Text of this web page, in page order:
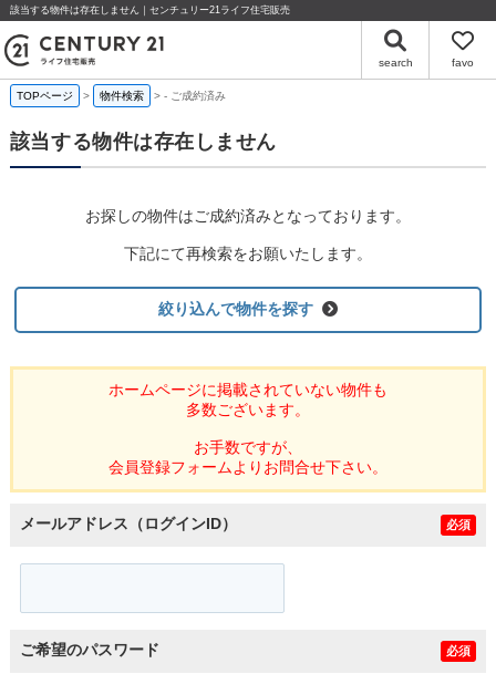
該当する物件は存在しません｜センチュリー21ライフ住宅販売
search favo
TOPページ 物件検索 - ご成約済み
該当する物件は存在しません
お探しの物件はご成約済みとなっております。
下記にて再検索をお願いたします。
絞り込んで物件を探す
ホームページに掲載されていない物件も
多数ございます。
お手数ですが、
会員登録フォームよりお問合せ下さい。
メールアドレス（ログインID） 必須
ご希望のパスワード 必須